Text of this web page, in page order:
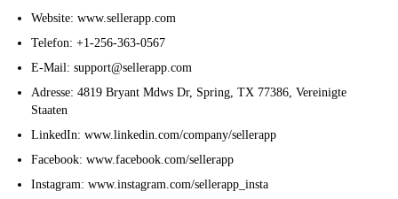
Website: www.sellerapp.com
Telefon: +1-256-363-0567
E-Mail: support@sellerapp.com
Adresse: 4819 Bryant Mdws Dr, Spring, TX 77386, Vereinigte
Staaten
LinkedIn: www.linkedin.com/company/sellerapp
Facebook: www.facebook.com/sellerapp
Instagram: www.instagram.com/sellerapp_insta